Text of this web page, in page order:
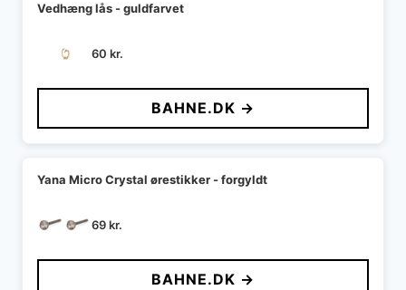
Vedhæng lås - guldfarvet
60 kr.
BAHNE.DK →
Yana Micro Crystal ørestikker - forgyldt
69kr.
BAHNE.DK →